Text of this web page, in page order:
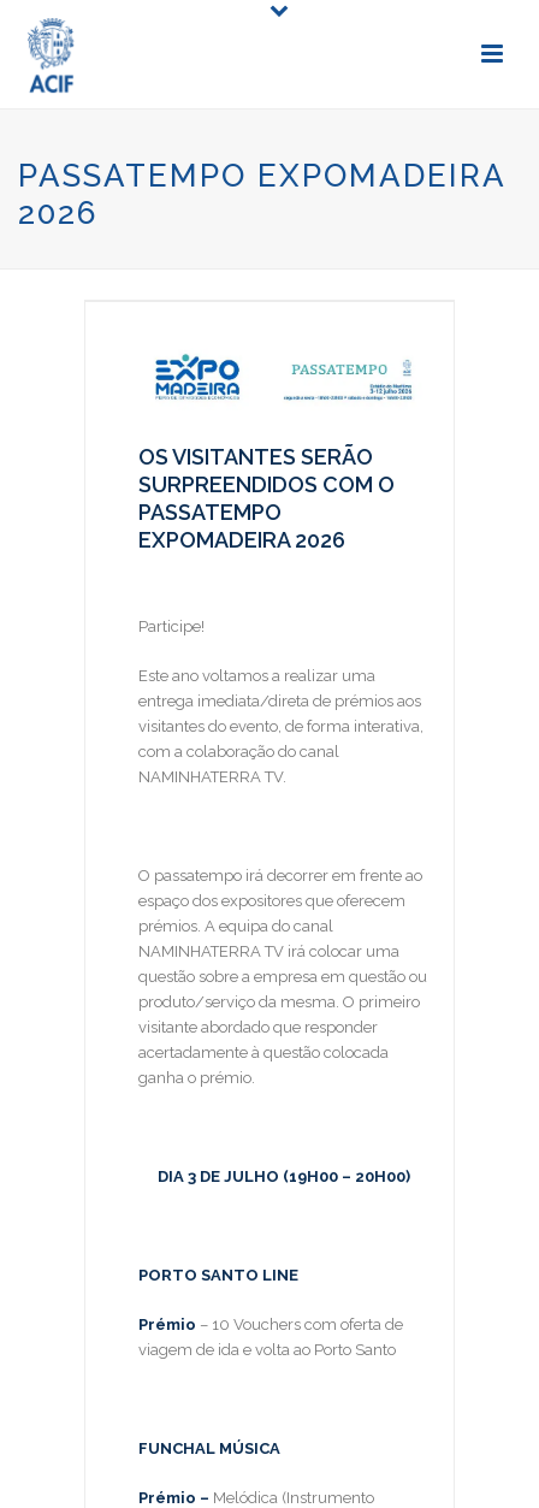
PASSATEMPO EXPOMADEIRA
2026
OS VISITANTES SERÃO
SURPREENDIDOS COM O
PASSATEMPO
EXPOMADEIRA 2026
Participe!
Este ano voltamos a realizar uma
entrega imediata/direta de prémios aos
visitantes do evento, de forma interativa,
com a colaboração do canal
NAMINHATERRA TV.
O passatempo irá decorrer em frente ao
espaço dos expositores que oferecem
prémios. A equipa do canal
NAMINHATERRA TV irá colocar uma
questão sobre a empresa em questão ou
produto/serviço da mesma. O primeiro
visitante abordado que responder
acertadamente à questão colocada
ganha o prémio.
DIA 3 DE JULHO (19H00 – 20H00)
PORTO SANTO LINE
Prémio – 10 Vouchers com oferta de
viagem de ida e volta ao Porto Santo
FUNCHAL MÚSICA
Prémio – Melódica (Instrumento